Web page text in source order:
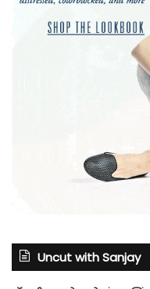
Uncut with Sanjay